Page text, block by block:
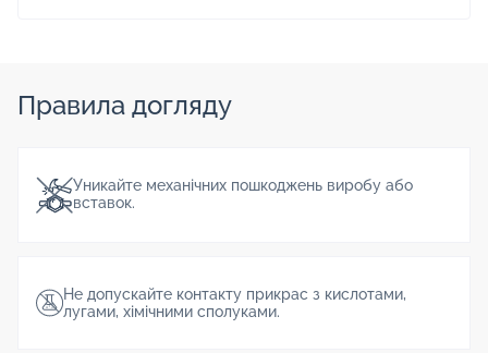
Правила догляду
Уникайте механічних пошкоджень виробу або
вставок.
Не допускайте контакту прикрас з кислотами,
лугами, хімічними сполуками.